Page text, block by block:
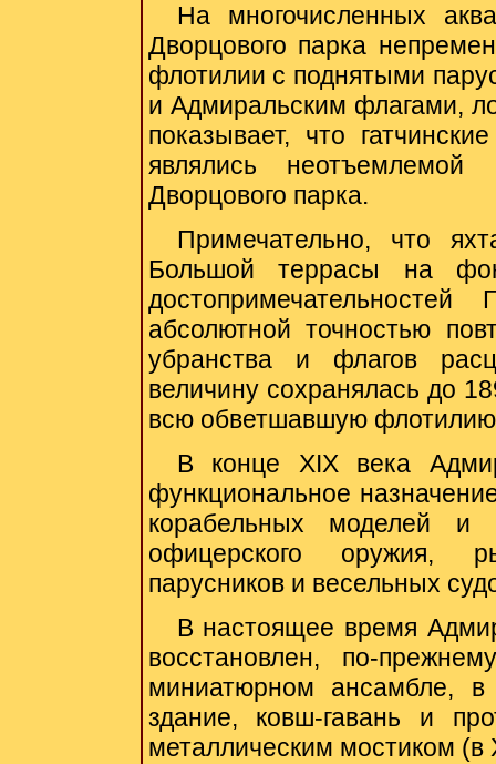
На многочисленных
Дворцового парка
флотилии с поднятыми
и Адмиральским флагами,
показывает, что
являлись неотъемлемой
Дворцового парка.
Примечательно, что
Большой террасы на
абсолютной точностью
убранства и флагов
величину сохранялась до
всю обветшавшую
В конце XIX века
функциональное
корабельных моделей и
офицерского оружия,
парусников и весельных
В настоящее время
восстановлен, по-
миниатюрном ансамбле, в
здание, ковш-гавань и
металлическим мостиком